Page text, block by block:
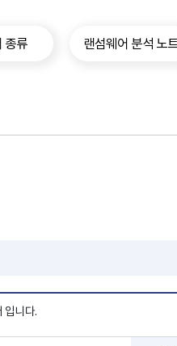
종류 랜섬웨어 분석 노
입니다.